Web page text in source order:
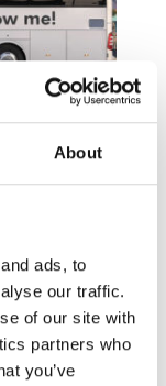
About
ads, to
our traffic.
of our site with
partners who
you’ve